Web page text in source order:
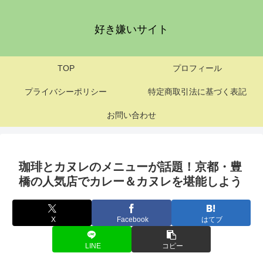
好き嫌いサイト
TOP プロフィール
プライバシーポリシー 特定商取引法に基づく表記
お問い合わせ
珈琲とカヌレのメニューが話題！京都・豊
橋の人気店でカレー＆カヌレを堪能しよう
X Facebook はてブ
LINE コピー